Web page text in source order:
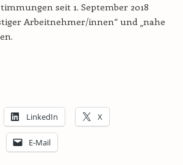
seit 1. September 2018
Arbeitnehmer/innen“ und „nahe
LinkedIn X
E-Mail